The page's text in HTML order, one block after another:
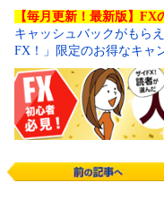
【毎月更新！最新版】FX
キャッシュバックがもら
FX！」限定のお得なキャ